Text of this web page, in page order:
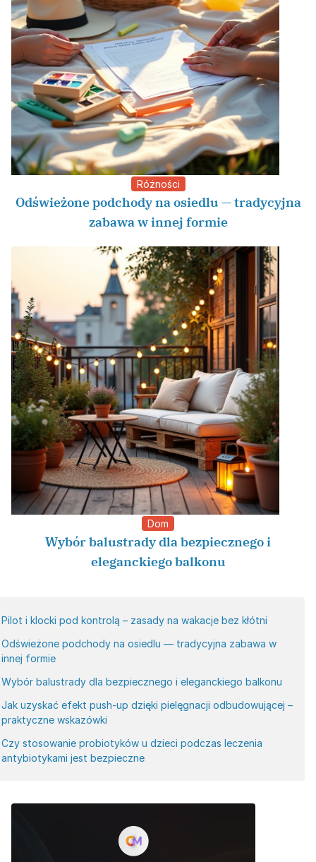
Różności
Odświeżone podchody na osiedlu — tradycyjna
zabawa w innej formie
Dom
Wybór balustrady dla bezpiecznego i
eleganckiego balkonu
Pilot i klocki pod kontrolą – zasady na wakacje bez kłótni
Odświeżone podchody na osiedlu — tradycyjna zabawa w
innej formie
Wybór balustrady dla bezpiecznego i eleganckiego balkonu
Jak uzyskać efekt push-up dzięki pielęgnacji odbudowującej –
praktyczne wskazówki
Czy stosowanie probiotyków u dzieci podczas leczenia
antybiotykami jest bezpieczne